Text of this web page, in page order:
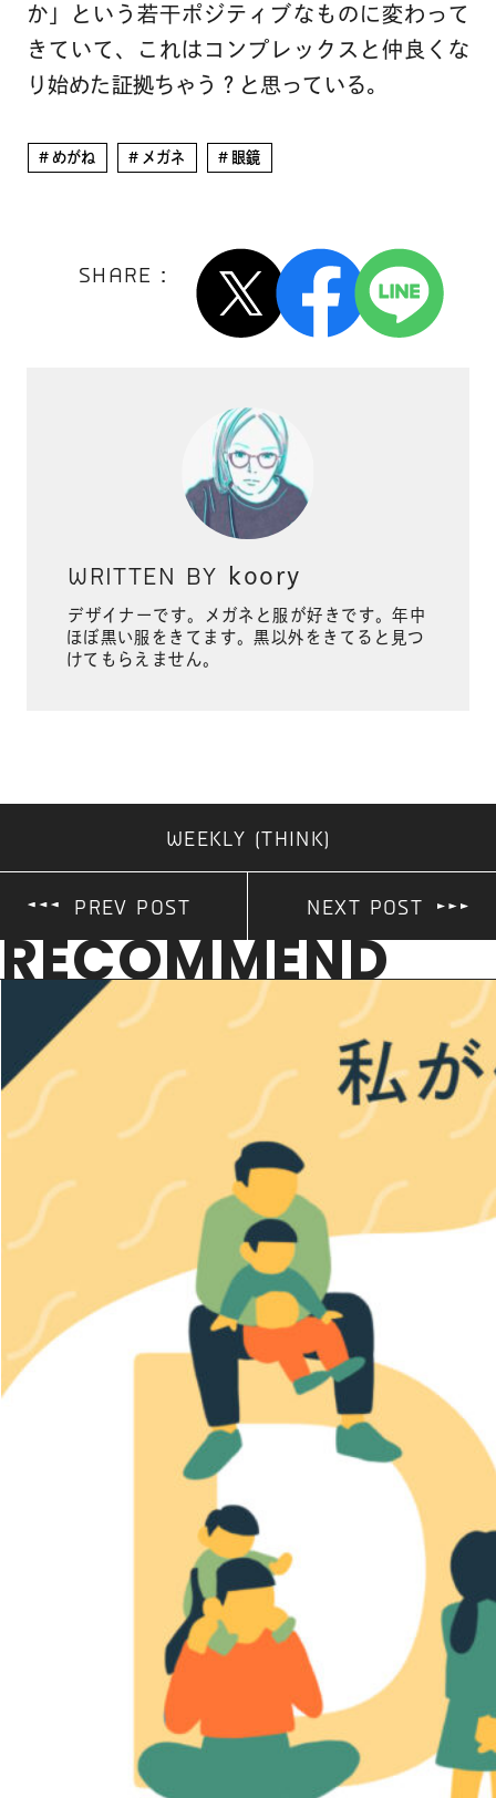
か」という若干ポジティブなものに変わって
きていて、これはコンプレックスと仲良くな
り始めた証拠ちゃう？と思っている。
めがね メガネ 眼鏡
SHARE :
WRITTEN BY koory
デザイナーです。メガネと服が好きです。年中
ほぼ黒い服をきてます。黒以外をきてると見つ
けてもらえません。
PREV POST
WEEKLY (THINK)
NEXT POST
RECOMMEND